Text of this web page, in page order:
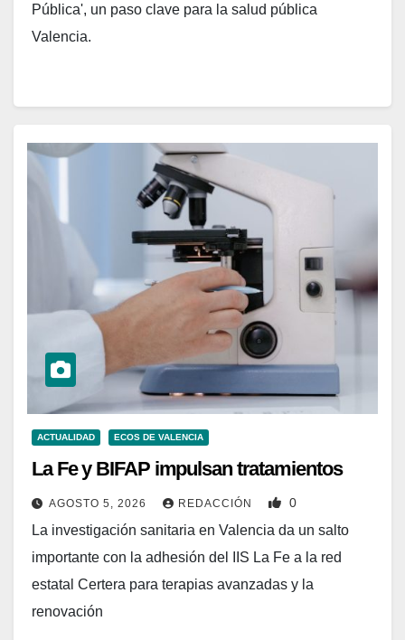
Pública', un paso clave para la salud pública
Valencia.
ACTUALIDAD ECOS DE VALENCIA
La Fe y BIFAP impulsan tratamientos
AGOSTO 5, 2026 REDACCIÓN 0
La investigación sanitaria en Valencia da un salto
importante con la adhesión del IIS La Fe a la red
estatal Certera para terapias avanzadas y la
renovación